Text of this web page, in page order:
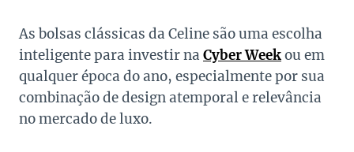
As bolsas clássicas da Celine são uma escolha
inteligente para investir na Cyber Weekou em
qualquer época do ano, especialmente por sua
combinação de design atemporal e relevância
no mercado de luxo.